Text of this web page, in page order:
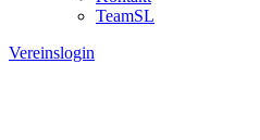
TeamSL
Vereinslogin